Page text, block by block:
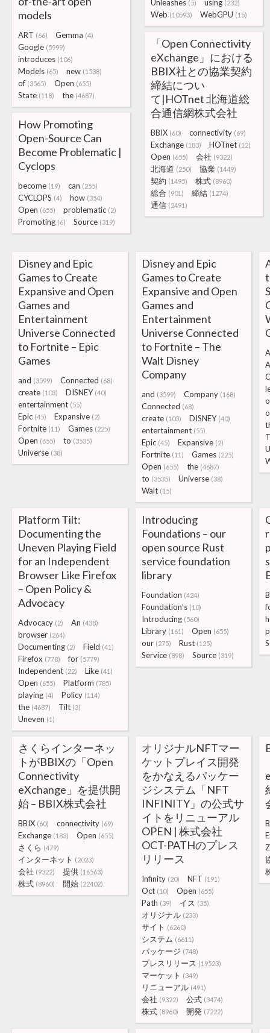
Unleashes (5) using (232)
Web (10593) WebGPU (15)
models
ART (66) Gemma (4)
Google (5999)
introduces (106)
Models (65) new (1538)
of (3565) Open (655)
State (118) the (4687)
「Open Connectivity
eXchange」における
BBIX社との協業契約
締結につい
て|HOTnet 北海道総
合通信網株式会社
BBIX (60) connectivity (69)
Exchange (183) HOTnet (12)
Open (655) 会社 (9322)
北海道 (250) 協業 (1449)
契約 (1495) 株式 (8960)
総合 (901) 締結 (1274)
通信 (2491)
How Promoting
Open-Source Can
Become Problematic |
Cyclops
become (19) can (255)
CYCLOPS (4) how (354)
Open (655) problematic (2)
Promoting (6) Source (319)
Disney and Epic
Games to Create
Expansive and Open
Games and
Entertainment
Universe Connected
to Fortnite – Epic
Games
and (3599) Connected (68)
create (103) DISNEY (40)
entertainment (55)
Epic (45) Expansive (2)
Fortnite (11) Games (225)
Open (655) to (3535)
Universe (38)
Disney and Epic
Games to Create
Expansive and Open
Games and
Entertainment
Universe Connected
to Fortnite – The
Walt Disney
Company
and (3599) Company (168)
Connected (68)
create (103) DISNEY (40)
entertainment (55)
Epic (45) Expansive (2)
Fortnite (11) Games (225)
Open (655) the (4687)
to (3535) Universe (38)
Walt (15)
Platform Tilt:
Documenting the
Uneven Playing Field
for an Independent
Browser Like Firefox
– Open Policy &
Advocacy
Advocacy (2) An (438)
browser (264)
Documenting (2) Field (41)
Firefox (778) for (5779)
Independent (22) Like (41)
Open (655) Platform (785)
playing (4) Policy (114)
the (4687) Tilt (3)
Uneven (1)
Introducing
Foundations – our
open source Rust
service foundation
library
Foundation (424)
Foundation’s (10)
Introducing (560)
Library (161) Open (655)
our (275) Rust (125)
Service (898) Source (319)
さくらインターネッ
トがBBIXの「Open
Connectivity
eXchange」を提供開
始 – BBIX株式会社
BBIX (60) connectivity (69)
Exchange (183) Open (655)
さくら (479)
インターネット (2023)
会社 (9322) 提供 (16563)
株式 (8960) 開始 (22402)
オリジナルNFTマー
ケットプレイス開発
をかなえるパッケー
ジシステム「NFT
INFINITY」の公式サ
イトをリニューアル
OPEN | 株式会社
OCT-PATHのプレス
リリース
Infinity (20) NFT (191)
Oct (10) Open (655)
Path (39) イス (35)
オリジナル (233)
サイト (6260)
システム (6611)
パッケージ (748)
プレスリリース (19523)
マーケット (349)
リニューアル (491)
会社 (9322) 公式 (3474)
株式 (8960) 開発 (7222)